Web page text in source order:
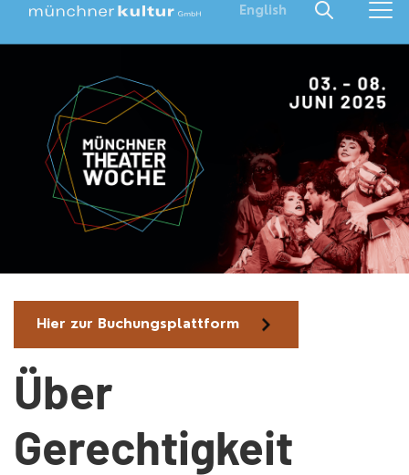
English
Hier zur Buchungsplattform
Über
Gerechtigkeit